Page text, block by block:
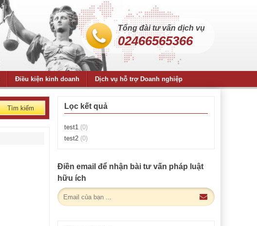
Tổng đài tư vấn dịch vụ
02466565366
Điều kiện kinh doanh Dịch vụ hỗ trợ Doanh nghiệp
Tìm kiếm Lọc kết quả
test1 (0)
test2 (0)
Điền email để nhận bài tư vấn pháp luật
hữu ích